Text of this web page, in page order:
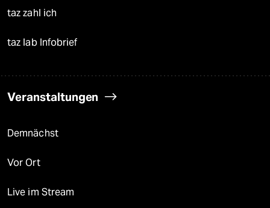
taz zahl ich
taz lab Infobrief
Veranstaltungen
Demnächst
Vor Ort
Live im Stream